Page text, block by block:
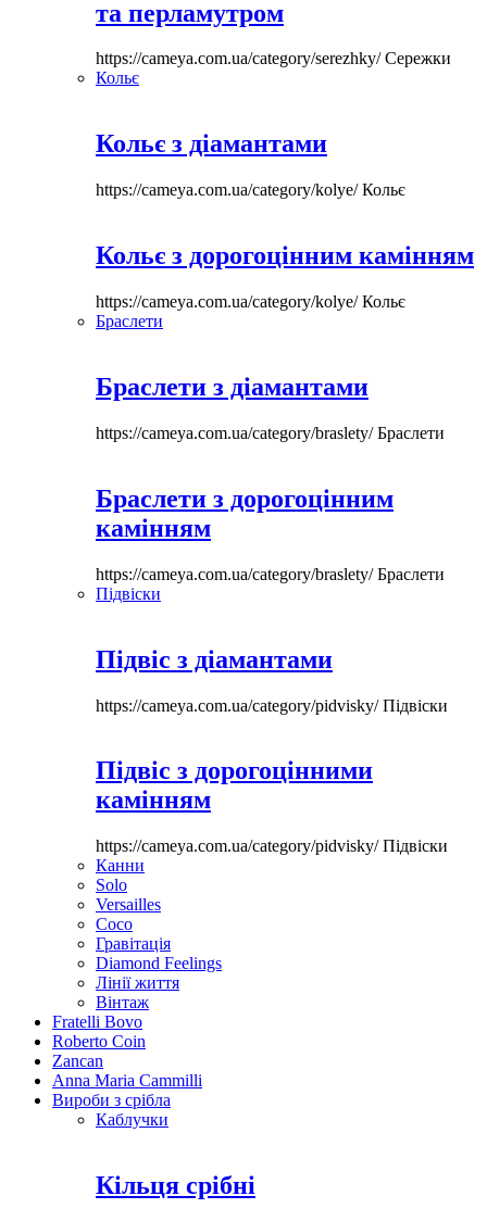
та перламутром
https://cameya.com.ua/category/serezhky/Сережки
Кольє
Кольє з діамантами
https://cameya.com.ua/category/kolye/Кольє
Кольє з дорогоцінним камінням
https://cameya.com.ua/category/kolye/Кольє
Браслети
Браслети з діамантами
https://cameya.com.ua/category/braslety/Браслети
Браслети з дорогоцінним
камінням
https://cameya.com.ua/category/braslety/Браслети
Підвіски
Підвіс з діамантами
https://cameya.com.ua/category/pidvisky/Підвіски
Підвіс з дорогоцінними
камінням
https://cameya.com.ua/category/pidvisky/Підвіски
Канни
Solo
Versailles
Coco
Гравітація
Diamond Feelings
Лінії життя
Вінтаж
Fratelli Bovo
Roberto Coin
Zancan
Anna Maria Cammilli
Вироби з срібла
Каблучки
Кільця срібні